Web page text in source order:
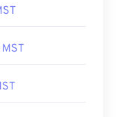
MST